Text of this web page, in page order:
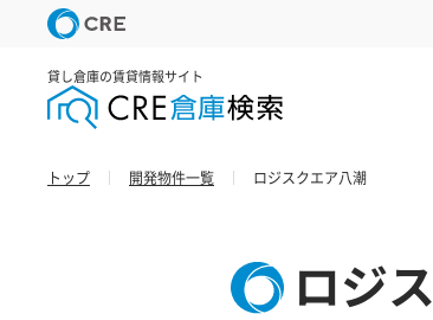
貸し倉庫の賃貸情報サイト
トップ 開発物件一覧 ロジスクエア八潮
ロジ